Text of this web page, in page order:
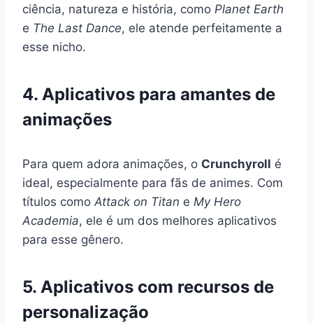
ciência, natureza e história, como Planet Earth
e The Last Dance, ele atende perfeitamente a
esse nicho.
4. Aplicativos para amantes de
animações
Para quem adora animações, o Crunchyroll é
ideal, especialmente para fãs de animes. Com
títulos como Attack on Titan e My Hero
Academia, ele é um dos melhores aplicativos
para esse gênero.
5. Aplicativos com recursos de
personalização